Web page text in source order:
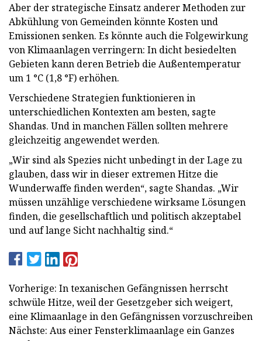
Aber der strategische Einsatz anderer Methoden zur
Abkühlung von Gemeinden könnte Kosten und
Emissionen senken. Es könnte auch die Folgewirkung
von Klimaanlagen verringern: In dicht besiedelten
Gebieten kann deren Betrieb die Außentemperatur
um 1 °C (1,8 °F) erhöhen.
Verschiedene Strategien funktionieren in
unterschiedlichen Kontexten am besten, sagte
Shandas. Und in manchen Fällen sollten mehrere
gleichzeitig angewendet werden.
„Wir sind als Spezies nicht unbedingt in der Lage zu
glauben, dass wir in dieser extremen Hitze die
Wunderwaffe finden werden“, sagte Shandas. „Wir
müssen unzählige verschiedene wirksame Lösungen
finden, die gesellschaftlich und politisch akzeptabel
und auf lange Sicht nachhaltig sind.“
Vorherige: In texanischen Gefängnissen herrscht
schwüle Hitze, weil der Gesetzgeber sich weigert,
eine Klimaanlage in den Gefängnissen vorzuschreiben
Nächste: Aus einer Fensterklimaanlage ein Ganzes